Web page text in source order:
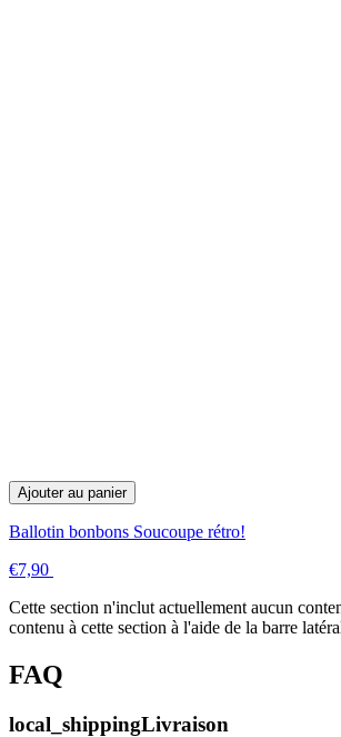
Ajouter au panier
Ballotin bonbons Soucoupe rétro!
€7,90
Cette section n'inclut actuellement aucun
contenu à cette section à l'aide de la barre
FAQ
local_shippingLivraison